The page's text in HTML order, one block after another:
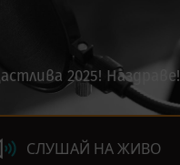
2025! Наздраве!
СЛУШАЙ НА ЖИВО